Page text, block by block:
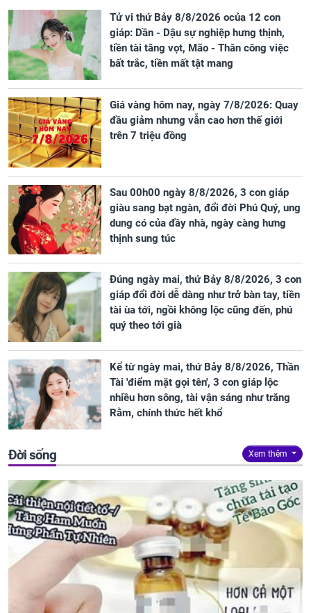
Tử vi thứ Bảy 8/8/2026 ocủa 12 con
giáp: Dần - Dậu sự nghiệp hưng thịnh,
tiền tài tăng vọt, Mão - Thân công việc
bất trắc, tiền mất tật mang
Giá vàng hôm nay, ngày 7/8/2026: Quay
đầu giảm nhưng vẫn cao hơn thế giới
trên 7 triệu đồng
Sau 00h00 ngày 8/8/2026, 3 con giáp
giàu sang bạt ngàn, đổi đời Phú Quý, ung
dung có của đầy nhà, ngày càng hưng
thịnh sung túc
Đúng ngày mai, thứ Bảy 8/8/2026, 3 con
giáp đổi đời dễ dàng như trở bàn tay, tiền
tài ùa tới, ngồi không lộc cũng đến, phú
quý theo tới già
Kể từ ngày mai, thứ Bảy 8/8/2026, Thần
Tài 'điểm mặt gọi tên', 3 con giáp lộc
nhiều hơn sông, tài vận sáng như trăng
Rằm, chính thức hết khổ
Đời sống Xem thêm